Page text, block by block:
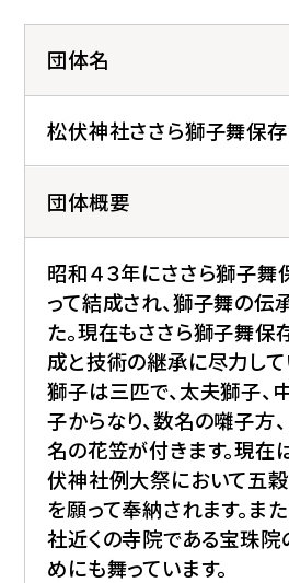
団体名
松伏神社ささら獅子舞保
団体概要
昭和４３年にささら獅子
って結成され、獅子舞の伝
た。現在もささら獅子舞
成と技術の継承に尽力して
獅子は三匹で、太夫獅子、
子からなり、数名の囃子方
名の花笠が付きます。現在
伏神社例大祭において五
を願って奉納されます。ま
社近くの寺院である宝珠
めにも舞っています。